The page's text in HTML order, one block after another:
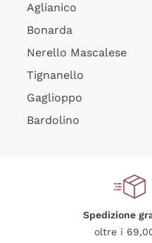
Aglianico
Bonarda
Nerello Mascalese
Tignanello
Gaglioppo
Bardolino
Spedizione
oltre i